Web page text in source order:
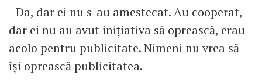
- Da, dar ei nu s-au amestecat. Au cooperat,
dar ei nu au avut inițiativa să oprească, erau
acolo pentru publicitate. Nimeni nu vrea să
își oprească publicitatea.